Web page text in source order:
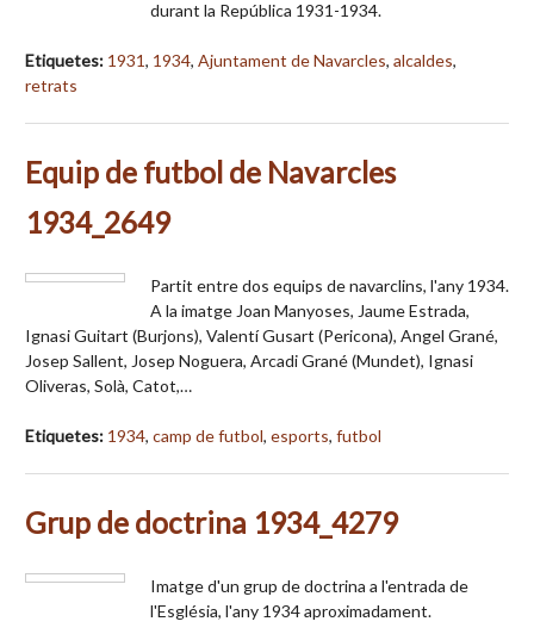
durant la República 1931-1934.
Etiquetes: 1931, 1934, Ajuntament de Navarcles, alcaldes,
retrats
Equip de futbol de Navarcles
1934_2649
Partit entre dos equips de navarclins, l'any 1934.
A la imatge Joan Manyoses, Jaume Estrada,
Ignasi Guitart (Burjons), Valentí Gusart (Pericona), Angel Grané,
Josep Sallent, Josep Noguera, Arcadi Grané (Mundet), Ignasi
Oliveras, Solà, Catot,…
Etiquetes: 1934, camp de futbol, esports, futbol
Grup de doctrina 1934_4279
Imatge d'un grup de doctrina a l'entrada de
l'Església, l'any 1934 aproximadament.